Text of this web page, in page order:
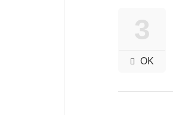
3
OK